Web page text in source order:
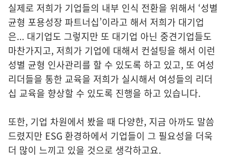
실제로 저희가 기업들의 내부 인식 전환을 위해서 ‘성별
균형 포용성장 파트너십’이라고 해서 저희가 대기업
은... 대기업도 그렇지만 또 대기업 아닌 중견기업들도
마찬가지고, 저희가 기업에 대해서 컨설팅을 해서 이런
성별 균형 인사관리를 할 수 있도록 하고 있고, 또 여성
리더들을 통한 교육을 저희가 실시해서 여성들의 리더
십 교육을 향상할 수 있도록 진행을 하고 있습니다.
또한, 기업 차원에서 봤을 때 다양한, 지금 아까도 말씀
드렸지만 ESG 환경하에서 기업들이 그 필요성을 더욱
더 많이 느끼고 있을 것으로 생각하고요.